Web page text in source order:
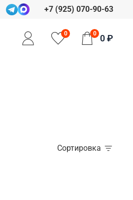
+7 (925) 070-90-63
0 0 0 ₽
Сортировка